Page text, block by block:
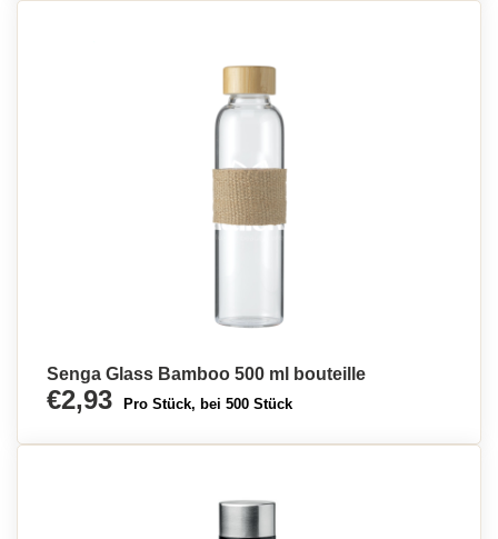
Senga Glass Bamboo 500 ml bouteille
€2,93 Pro Stück, bei 500 Stück